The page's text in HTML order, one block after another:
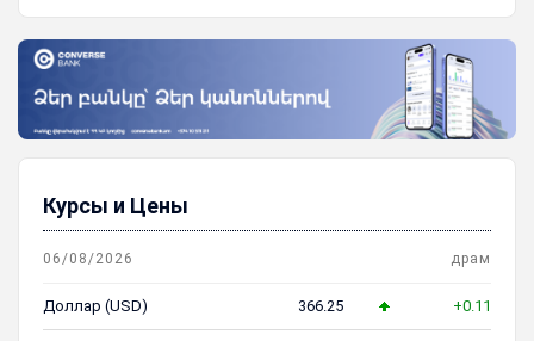
Курсы и Цены
06/08/2026 драм
Доллар (USD) 366.25 +0.11